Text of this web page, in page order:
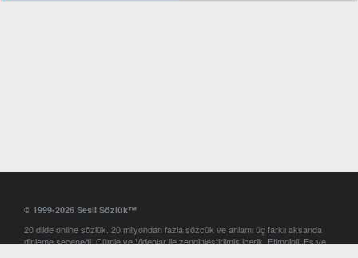
© 1999-2026 Sesli Sözlük™
20 dilde online sözlük. 20 milyondan fazla sözcük ve anlamı üç farklı aksanda
dinleme seçeneği. Cümle ve Videolar ile zenginleştirilmiş içerik. Etimoloji, Eş ve